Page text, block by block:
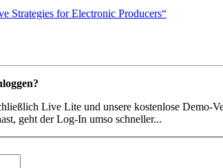
Strategies for Electronic Producers“
Live Lite und unsere kostenlose Demo-
geht der Log-In umso schneller...